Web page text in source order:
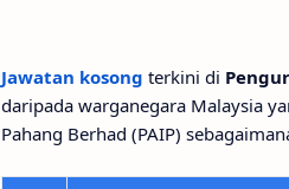
Jawatan kosong terkini di
daripada warganegara Malaysia
Pahang Berhad (PAIP)